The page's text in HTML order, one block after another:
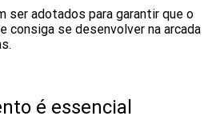
ser adotados para garantir que o
consiga se desenvolver na arcada
é essencial